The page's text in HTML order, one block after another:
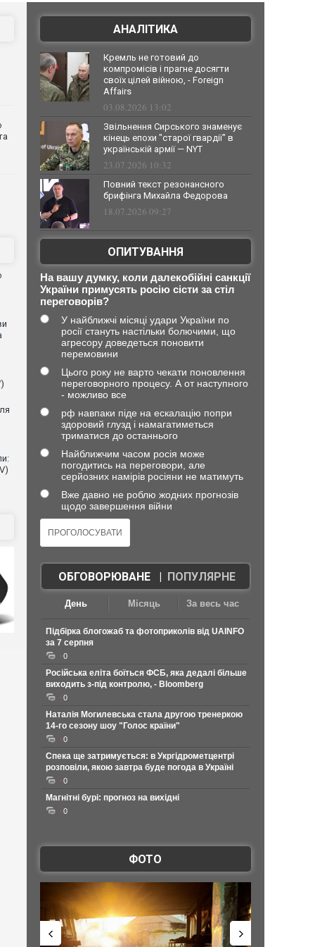
АНАЛІТИКА
Кремль не готовий до
компромісів і прагне досягти
своїх цілей війною, - Foreign
Affairs
03.08.2026 13:02
Звільнення Сирського знаменує
кінець епохи "старої гвардії" в
українській армії — NYT
23.07.2026 10:32
Повний текст резонансного
брифінга Михайла Федорова
18.07.2026 09:27
ОПИТУВАННЯ
На вашу думку, коли далекобійні санкції
України примусять росію сісти за стіл
переговорів?
У найближчі місяці удари України по
росії стануть настільки болючими, що
агресору доведеться поновити
перемовини
Цього року не варто чекати поновлення
переговорного процесу. А от наступного
- можливо все
рф навпаки піде на ескалацію попри
здоровий глузд і намагатиметься
триматися до останнього
Найближчим часом росія може
погодитись на переговори, але
серйозних намірів росіяни не матимуть
Вже давно не роблю жодних прогнозів
щодо завершення війни
ОБГОВОРЮВАНЕ| ПОПУЛЯРНЕ
День Місяць За весь час
Підбірка блогожаб та фотоприколів від UAINFO
за 7 серпня
0
Російська еліта боїться ФСБ, яка дедалі більше
виходить з-під контролю, - Bloomberg
0
Наталія Могилевська стала другою тренеркою
14-го сезону шоу "Голос країни"
0
Спека ще затримується: в Укргідрометцентрі
розповіли, якою завтра буде погода в Україні
0
Магнітні бурі: прогноз на вихідні
0
ФОТО